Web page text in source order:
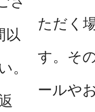
以
。
ただく
す。そ
ールや